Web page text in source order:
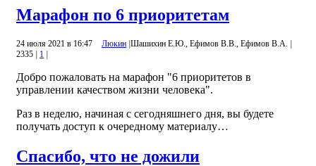
Марафон по 6 приоритетам
24 июля 2021 в 16:47 Люкин Шашихин Е.Ю., Ефимов В.В., Ефимов В.А.
2335
1
Добро пожаловать на марафон "6 приоритетов в
управлении качеством жизни человека".
Раз в неделю, начиная с сегодняшнего дня, вы будете
получать доступ к очередному материалу…
Спасибо, что не дожили